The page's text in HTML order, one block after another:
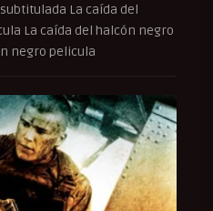
La caída del
La caída del halcón negro
negro pelicula